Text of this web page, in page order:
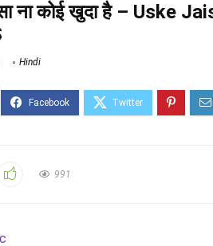
ना कोई खुदा है – Uske
Hindi
991